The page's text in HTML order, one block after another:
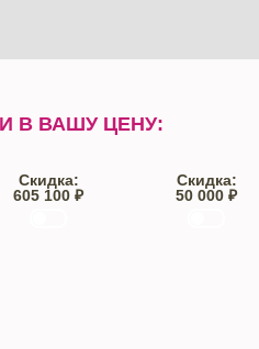
В ВАШУ ЦЕНУ:
Скидка:
605 100 ₽
Скидка:
50 000 ₽